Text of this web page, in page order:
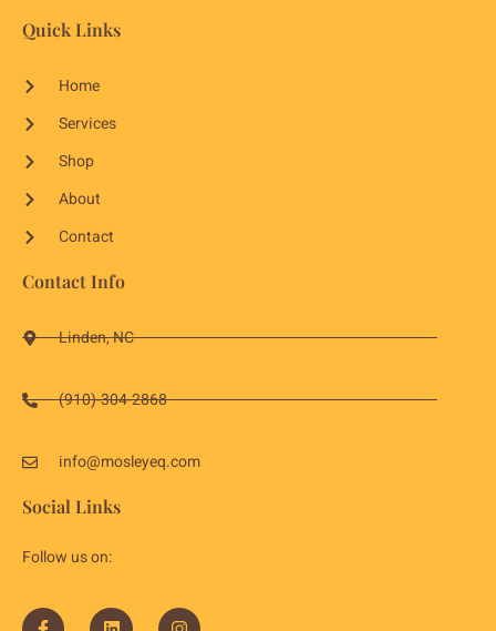
Quick Links
Home
Services
Shop
About
Contact
Contact Info
Linden, NC
(910)-304-2868
info@mosleyeq.com
Social Links
Follow us on: